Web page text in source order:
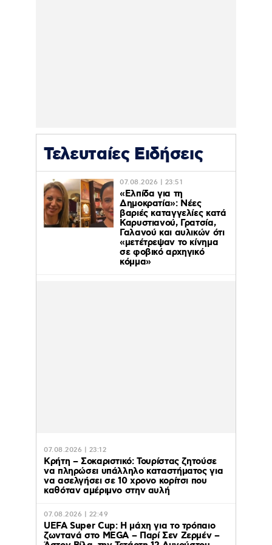
Τελευταίες Ειδήσεις
07.08.2026 | 23:51
«Ελπίδα για τη
Δημοκρατία»: Νέες
βαριές καταγγελίες κατά
Καρυστιανού, Γρατσία,
Γαλανού και αυλικών ότι
«μετέτρεψαν το κίνημα
σε φοβικό αρχηγικό
κόμμα»
07.08.2026 | 23:12
Κρήτη – Σοκαριστικό: Τουρίστας ζητούσε
να πληρώσει υπάλληλο καταστήματος για
να ασελγήσει σε 10 χρονο κορίτσι που
καθόταν αμέριμνο στην αυλή
07.08.2026 | 22:49
UEFA Super Cup: Η μάχη για το τρόπαιο
ζωντανά στο MEGA – Παρί Σεν Ζερμέν –